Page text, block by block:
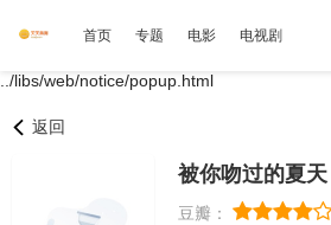
首页 专题 电影 电视剧
../libs/web/notice/popup.html
返回
被你吻过的夏天
豆瓣：